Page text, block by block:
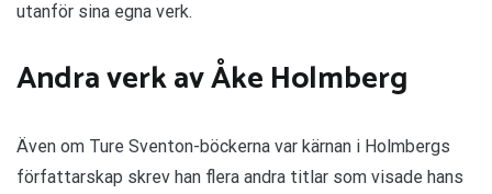
utanför sina egna verk.
Andra verk av Åke Holmberg
Även om Ture Sventon-böckerna var kärnan i Holmbergs
författarskap skrev han flera andra titlar som visade hans